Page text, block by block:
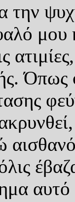
την
μου
Όπως
αυτό